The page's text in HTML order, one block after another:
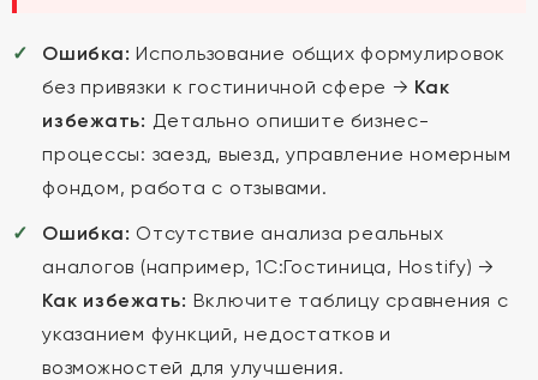
Ошибка: Использование общих формулировок
без привязки к гостиничной сфере → Как
избежать: Детально опишите бизнес-
процессы: заезд, выезд, управление номерным
фондом, работа с отзывами.
Ошибка: Отсутствие анализа реальных
аналогов (например, 1С:Гостиница, Hostify) →
Как избежать: Включите таблицу сравнения с
указанием функций, недостатков и
возможностей для улучшения.